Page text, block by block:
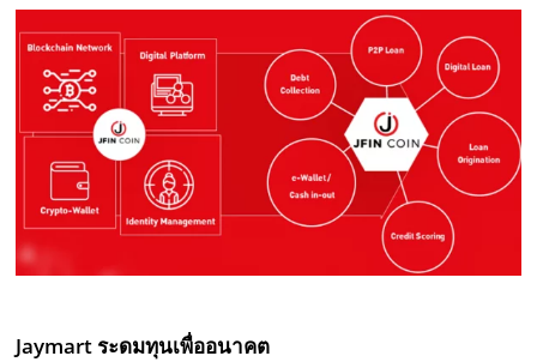
Jaymart ระดมทุนเพื่ออนาคต